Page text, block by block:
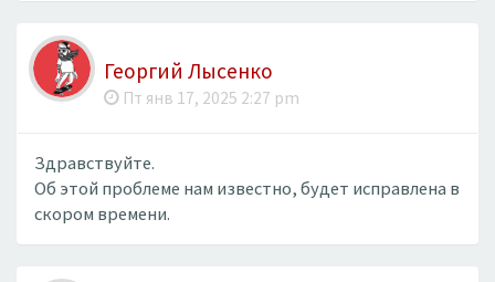
Георгий Лысенко
Пт янв 17, 2025 2:27 pm
Здравствуйте.
Об этой проблеме нам известно, будет исправлена в
скором времени.